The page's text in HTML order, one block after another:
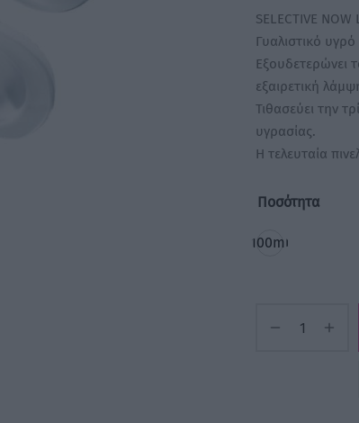
SELECTIVE
Γυαλιστικό
Εξουδετερώνει
εξαιρετική
Τιθασεύει την
υγρασίας.
Η τελευταία
Ποσότητα
100ml